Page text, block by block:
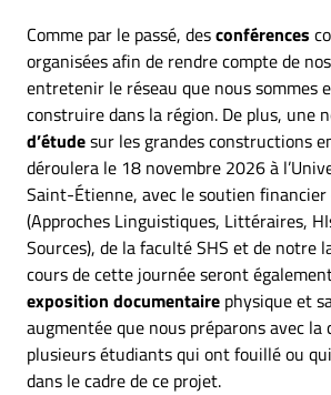
Comme par le passé, desconférences
organisées afin de rendre compte de
entretenir le réseau que nous sommes
construire dans la région. De plus, une
d’étudesur les grandes constructions
déroulera le 18 novembre 2026 à
Saint-Étienne, avec le soutien financier
(Approches Linguistiques, Littéraires,
Sources), de la faculté SHS et de notre
cours de cette journée seront
exposition documentaire physique et
augmentée que nous préparons avec la
plusieurs étudiants qui ont fouillé ou
dans le cadre de ce projet.